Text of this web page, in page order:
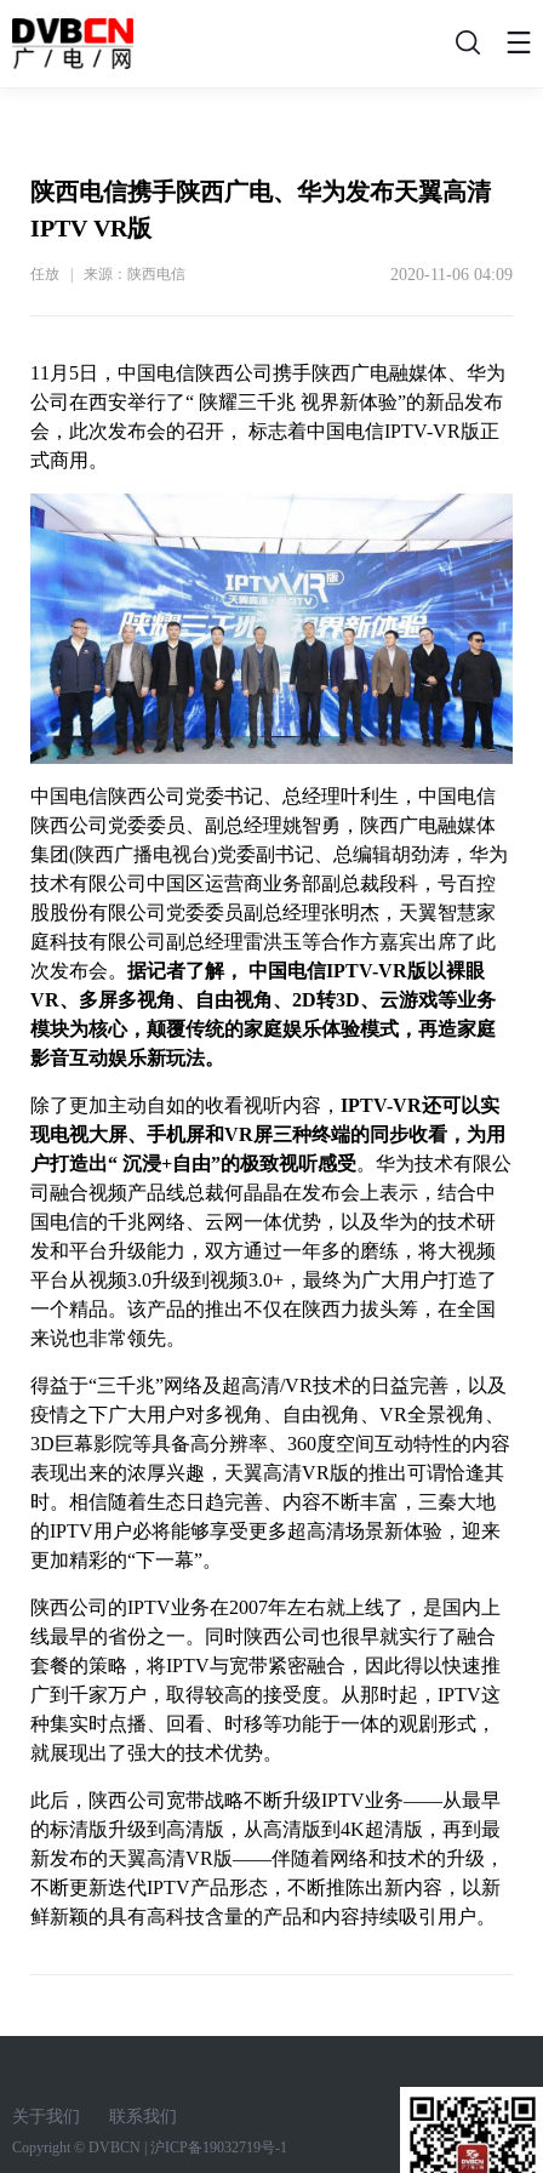
搜
陕西电信携手陕西广电、华为发布天翼高清
IPTV VR版
任放 | 来源：陕西电信 2020-11-06 04:09
11月5日，中国电信陕西公司携手陕西广电融媒体、华为
公司在西安举行了“ 陕耀三千兆 视界新体验”的新品发布
会，此次发布会的召开， 标志着中国电信IPTV-VR版正
式商用。
中国电信陕西公司党委书记、总经理叶利生，中国电信
陕西公司党委委员、副总经理姚智勇，陕西广电融媒体
集团(陕西广播电视台)党委副书记、总编辑胡劲涛，华为
技术有限公司中国区运营商业务部副总裁段科，号百控
股股份有限公司党委委员副总经理张明杰，天翼智慧家
庭科技有限公司副总经理雷洪玉等合作方嘉宾出席了此
次发布会。 据记者了解， 中国电信IPTV-VR版以裸眼
VR、多屏多视角、自由视角、2D转3D、云游戏等业务
模块为核心，颠覆传统的家庭娱乐体验模式，再造家庭
影音互动娱乐新玩法。
除了更加主动自如的收看视听内容， IPTV-VR还可以实
现电视大屏、手机屏和VR屏三种终端的同步收看，为用
户打造出“ 沉浸+自由”的极致视听感受。华为技术有限公
司融合视频产品线总裁何晶晶在发布会上表示，结合中
国电信的千兆网络、云网一体优势，以及华为的技术研
发和平台升级能力，双方通过一年多的磨练，将大视频
平台从视频3.0升级到视频3.0+，最终为广大用户打造了
一个精品。该产品的推出不仅在陕西力拔头筹，在全国
来说也非常领先。
得益于“三千兆”网络及超高清/VR技术的日益完善，以及
疫情之下广大用户对多视角、自由视角、VR全景视角、
3D巨幕影院等具备高分辨率、360度空间互动特性的内容
表现出来的浓厚兴趣，天翼高清VR版的推出可谓恰逢其
时。相信随着生态日趋完善、内容不断丰富，三秦大地
的IPTV用户必将能够享受更多超高清场景新体验，迎来
更加精彩的“下一幕”。
陕西公司的IPTV业务在2007年左右就上线了，是国内上
线最早的省份之一。同时陕西公司也很早就实行了融合
套餐的策略，将IPTV与宽带紧密融合，因此得以快速推
广到千家万户，取得较高的接受度。从那时起，IPTV这
种集实时点播、回看、时移等功能于一体的观剧形式，
就展现出了强大的技术优势。
此后，陕西公司宽带战略不断升级IPTV业务——从最早
的标清版升级到高清版，从高清版到4K超清版，再到最
新发布的天翼高清VR版——伴随着网络和技术的升级，
不断更新迭代IPTV产品形态，不断推陈出新内容，以新
鲜新颖的具有高科技含量的产品和内容持续吸引用户。
关于我们 联系我们
Copyright © DVBCN 沪ICP备19032719号-1